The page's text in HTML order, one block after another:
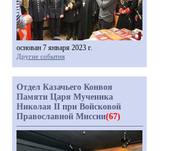
основан 7 января 2023 г.
Другие события
Отдел Казачьего Конвоя
Памяти Царя Мученика
Николая II при Войсковой
Православной Миссии(67)